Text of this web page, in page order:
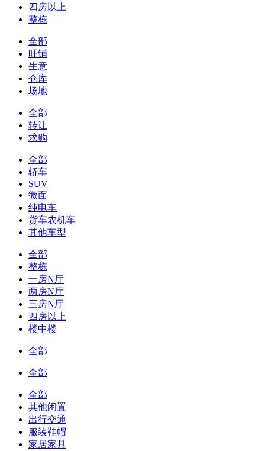
四房以上
整栋
全部
旺铺
生意
仓库
场地
全部
转让
求购
全部
轿车
SUV
微面
纯电车
货车农机车
其他车型
全部
整栋
一房N厅
两房N厅
三房N厅
四房以上
楼中楼
全部
全部
全部
其他闲置
出行交通
服装鞋帽
家居家具